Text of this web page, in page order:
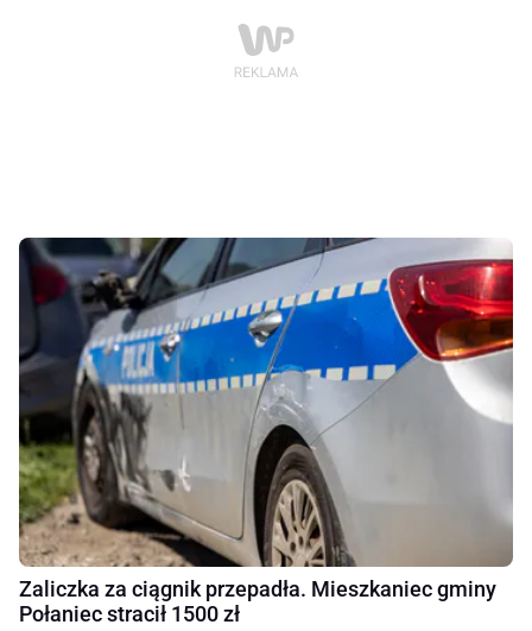
Zaliczka za ciągnik przepadła. Mieszkaniec gminy
Połaniec stracił 1500 zł